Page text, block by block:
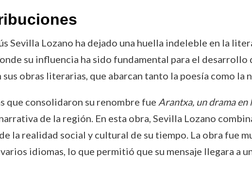
Sevilla Lozano ha dejado una huella indeleble en la
su influencia ha sido fundamental para el desarrollo
obras literarias, que abarcan tanto la poesía como la
que consolidaron su renombre fue Arantxa, un drama en
de la región. En esta obra, Sevilla Lozano
la realidad social y cultural de su tiempo. La obra fue
idiomas, lo que permitió que su mensaje llegara a